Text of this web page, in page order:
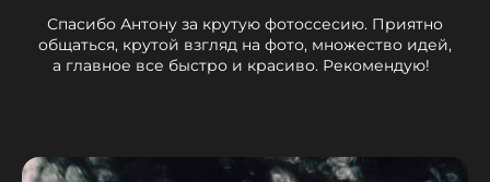
Спасибо Антону за крутую фотоссесию. Приятно
общаться, крутой взгляд на фото, множество идей,
а главное все быстро и красиво. Рекомендую!